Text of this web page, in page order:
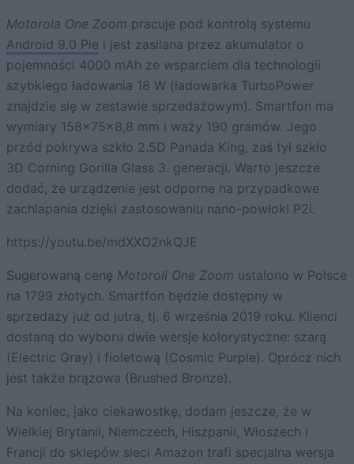
Motorola One Zoom pracuje pod kontrolą systemu
Android 9.0 Pie i jest zasilana przez akumulator o
pojemności 4000 mAh ze wsparciem dla technologii
szybkiego ładowania 18 W (ładowarka TurboPower
znajdzie się w zestawie sprzedażowym). Smartfon ma
wymiary 158x75x8,8 mm i waży 190 gramów. Jego
przód pokrywa szkło 2.5D Panada King, zaś tył szkło
3D Corning Gorilla Glass 3. generacji. Warto jeszcze
dodać, że urządzenie jest odporne na przypadkowe
zachlapania dzięki zastosowaniu nano-powłoki P2i.
https://youtu.be/mdXXO2nkQJE
Sugerowaną cenę Motoroli One Zoom ustalono w Polsce
na 1799 złotych. Smartfon będzie dostępny w
sprzedaży już od jutra, tj. 6 września 2019 roku. Klienci
dostaną do wyboru dwie wersje kolorystyczne: szarą
(Electric Gray) i fioletową (Cosmic Purple). Oprócz nich
jest także brązowa (Brushed Bronze).
Na koniec, jako ciekawostkę, dodam jeszcze, że w
Wielkiej Brytanii, Niemczech, Hiszpanii, Włoszech i
Francji do sklepów sieci Amazon trafi specjalna wersja